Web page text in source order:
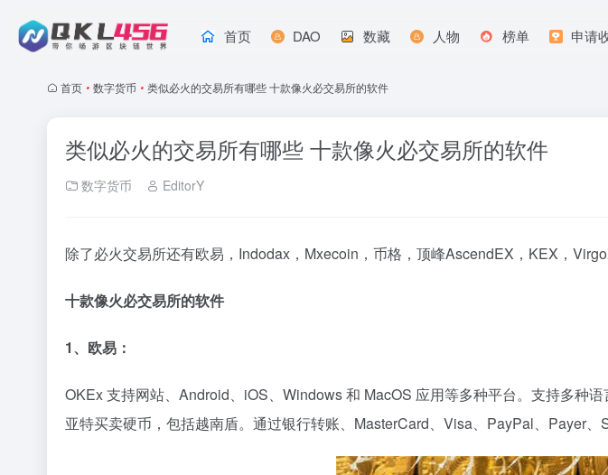
首页 DAO 数藏 人物 榜单 申请
首页 • 数字货币 • 类似必火的交易所有哪些 十款像火必交易所的软件
类似必火的交易所有哪些 十款像火必交易所的软件
数字货币 EditorY
除了必火交易所还有欧易，Indodax，Mxecoin， 币格，顶峰AscendEX，KEX，
十款像火必交易所的软件
1、欧易：
OKEx 支持网站、Android、iOS、Windows 和 MacOS 应用等多种平台。支持多种
亚特买卖硬币，包括越南盾。通过银行转账、MasterCard、Visa、PayPal、Payer、